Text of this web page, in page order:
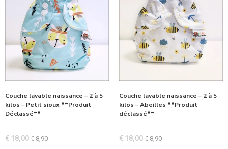
Couche lavable naissance – 2 à 5
kilos – Petit sioux **Produit
Déclassé**
€18,00 € 8,90
Couche lavable naissance – 2 à 5
kilos – Abeilles **Produit
déclassé**
€18,00 € 8,90